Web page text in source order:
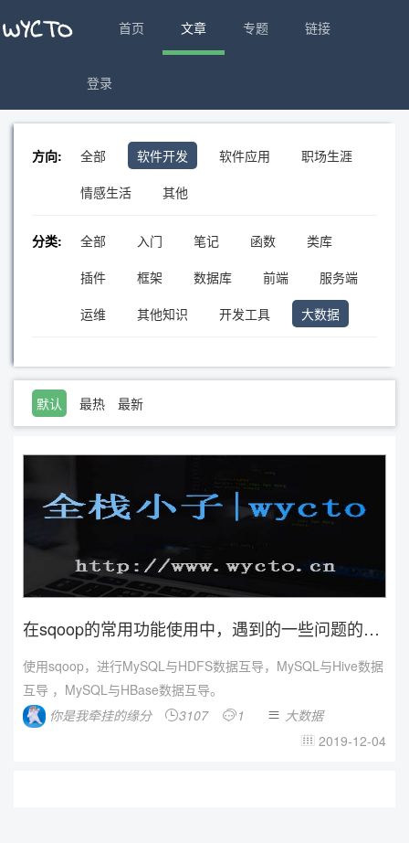
首页 文章 专题 链接
登录
方向: 全部 软件开发 软件应用
职场生涯
情感生活
其他
分类: 全部 入门 笔记 函数
类库
插件
框架 数据库 前端
服务端
运维
其他知识 开发工具 大数据
默认 最热 最新
在sqoop的常用功能使用中，遇到的一些问题的解
使用sqoop，进行MySQL与HDFS数据互导，MySQL与Hive数据
互导 ，MySQL与HBase数据互导。
你是我牵挂的缘分
3107 1  大数据
 2019-12-04